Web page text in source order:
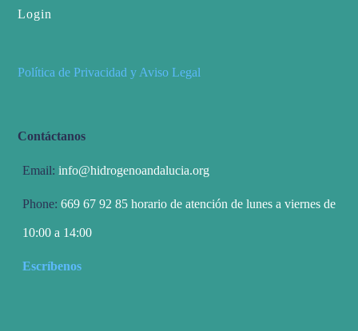
Login
Política de Privacidad y Aviso Legal
Contáctanos
Email: info@hidrogenoandalucia.org
Phone:669 67 92 85 horario de atención de lunes a viernes de
10:00 a 14:00
Escríbenos